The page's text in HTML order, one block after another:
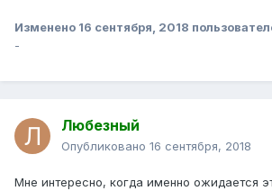
Изменено 16 сентября, 2018
-
Любезный
Опубликовано 16 сентября, 2018
Мне интересно, когда именно ожидается